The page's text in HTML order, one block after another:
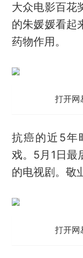
大众电影百花
的朱媛媛看起
药物作用。
打开网
抗癌的近5年
戏。5月1日最
的电视剧。敬
打开网